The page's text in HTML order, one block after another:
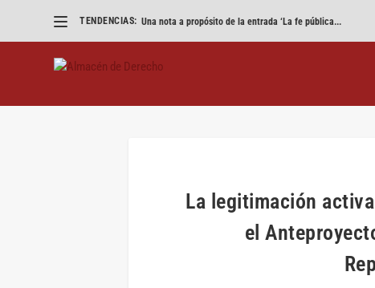
TENDENCIAS: Una nota a propósito de la entrada ‘La fe pública...
La legitimación
el